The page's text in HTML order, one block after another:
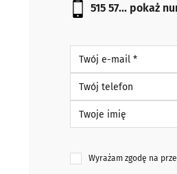
515 57... pokaż
Wyrażam zgodę na